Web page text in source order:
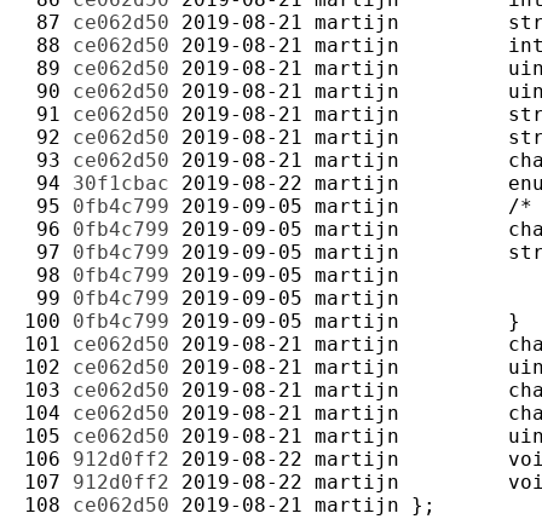
87 ce062d50 2019-08-21 martijn
88 ce062d50 2019-08-21 martijn
89 ce062d50 2019-08-21 martijn
90 ce062d50 2019-08-21 martijn
91 ce062d50 2019-08-21 martijn
92 ce062d50 2019-08-21 martijn
93 ce062d50 2019-08-21 martijn
94 30f1cbac 2019-08-22 martijn
95 0fb4c799 2019-09-05 martijn
96 0fb4c799 2019-09-05 martijn
97 0fb4c799 2019-09-05 martijn
98 0fb4c799 2019-09-05 martijn
99 0fb4c799 2019-09-05 martijn
100 0fb4c799 2019-09-05 martijn
101 ce062d50 2019-08-21 martijn
102 ce062d50 2019-08-21 martijn
103 ce062d50 2019-08-21 martijn
104 ce062d50 2019-08-21 martijn
105 ce062d50 2019-08-21 martijn
106 912d0ff2 2019-08-22 martijn
107 912d0ff2 2019-08-22 martijn
108 ce062d50 2019-08-21 martijn